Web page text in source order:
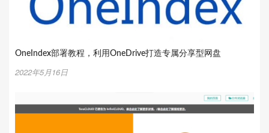
OneIndex部署教程，利用OneDrive打造专属分享型网盘
2022年5月16日